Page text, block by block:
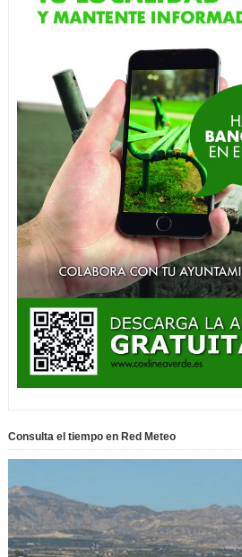
Consulta el tiempo en Red Meteo